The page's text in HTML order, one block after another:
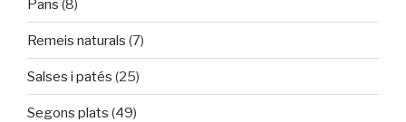
Pans (8)
Remeis naturals (7)
Salses i patés (25)
Segons plats (49)